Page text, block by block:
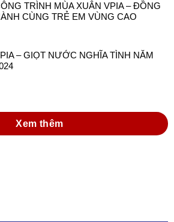
TRÌNH MÙA XUÂN VPIA – ĐỒNG
CÙNG TRẺ EM VÙNG CAO
– GIỌT NƯỚC NGHĨA TÌNH NĂM
Xem thêm